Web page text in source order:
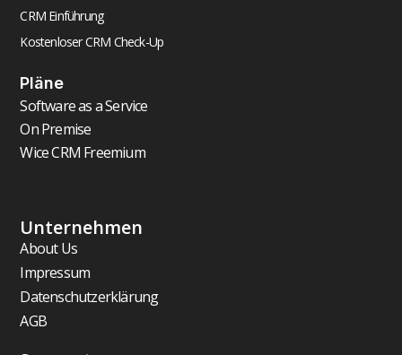
CRM Einführung
Kostenloser CRM Check-Up
Pläne
Software as a Service
On Premise
Wice CRM Freemium
Unternehmen
About Us
Impressum
Datenschutzerklärung
AGB